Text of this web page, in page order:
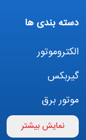
دسته بندی ها
الکتروموتور
گیربکس
موتور برق
اینورترنمایش بیشتر